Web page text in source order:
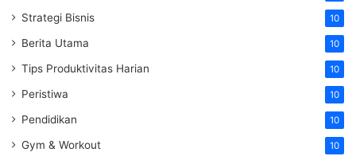
Strategi Bisnis 10
Berita Utama 10
Tips Produktivitas Harian 10
Peristiwa 10
Pendidikan 10
Gym & Workout 10